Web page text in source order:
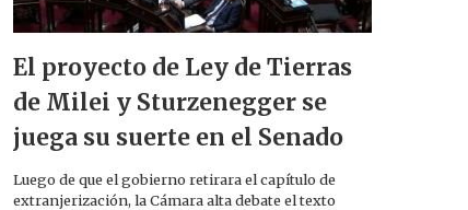
El proyecto de Ley de Tierras
de Milei y Sturzenegger se
juega su suerte en el Senado
Luego de que el gobierno retirara el capítulo de
extranjerización, la Cámara alta debate el texto